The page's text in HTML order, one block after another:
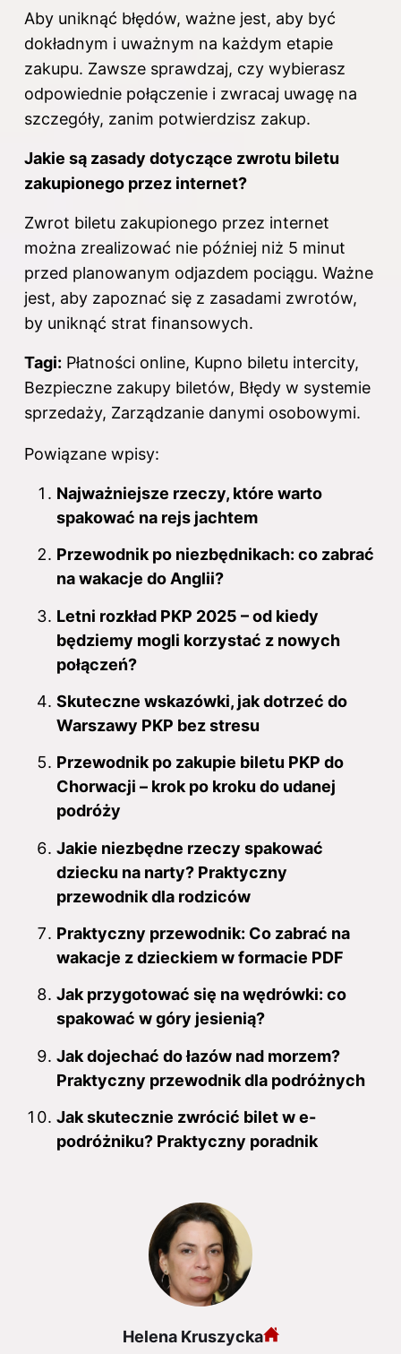
Aby uniknąć błędów, ważne jest, aby być
dokładnym i uważnym na każdym etapie
zakupu. Zawsze sprawdzaj, czy wybierasz
odpowiednie połączenie i zwracaj uwagę na
szczegóły, zanim potwierdzisz zakup.
Jakie są zasady dotyczące zwrotu biletu
zakupionego przez internet?
Zwrot biletu zakupionego przez internet
można zrealizować nie później niż 5 minut
przed planowanym odjazdem pociągu. Ważne
jest, aby zapoznać się z zasadami zwrotów,
by uniknąć strat finansowych.
Tagi: Płatności online, Kupno biletu intercity,
Bezpieczne zakupy biletów, Błędy w systemie
sprzedaży, Zarządzanie danymi osobowymi.
Powiązane wpisy:
Najważniejsze rzeczy, które warto
spakować na rejs jachtem
Przewodnik po niezbędnikach: co zabrać
na wakacje do Anglii?
Letni rozkład PKP 2025 – od kiedy
będziemy mogli korzystać z nowych
połączeń?
Skuteczne wskazówki, jak dotrzeć do
Warszawy PKP bez stresu
Przewodnik po zakupie biletu PKP do
Chorwacji – krok po kroku do udanej
podróży
Jakie niezbędne rzeczy spakować
dziecku na narty? Praktyczny
przewodnik dla rodziców
Praktyczny przewodnik: Co zabrać na
wakacje z dzieckiem w formacie PDF
Jak przygotować się na wędrówki: co
spakować w góry jesienią?
Jak dojechać do łazów nad morzem?
Praktyczny przewodnik dla podróżnych
Jak skutecznie zwrócić bilet w e-
podróżniku? Praktyczny poradnik
Helena Kruszycka